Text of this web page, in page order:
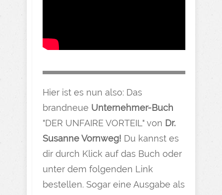
Hier ist es nun also: Das
brandneue Unternehmer-Buch
"DER UNFAIRE VORTEIL" von Dr.
Susanne Vornweg! Du kannst es
dir durch Klick auf das Buch oder
unter dem folgenden Link
bestellen. Sogar eine Ausgabe als